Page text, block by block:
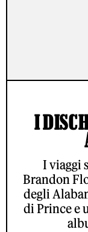
I
I viaggi
Brandon
degli
di Prince e